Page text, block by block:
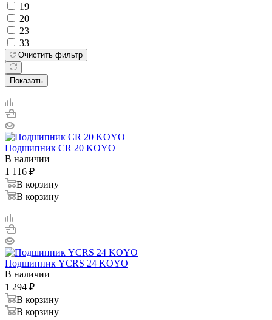
19
20
23
33
Очистить фильтр
Показать
Подшипник CR 20 KOYO
В наличии
1 116 ₽
В корзину
В корзину
Подшипник YCRS 24 KOYO
В наличии
1 294 ₽
В корзину
В корзину